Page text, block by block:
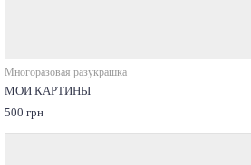
Многоразовая разукрашка
МОИ КАРТИНЫ
500 грн